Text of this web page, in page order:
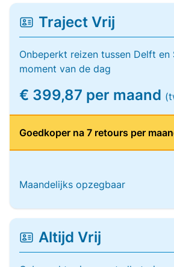
Traject Vrij
Onbeperkt reizen tussen Delft en
moment van de dag
€ 399,87 per maand
Goedkoper na 7 retours per
Maandelijks opzegbaar
Altijd Vrij